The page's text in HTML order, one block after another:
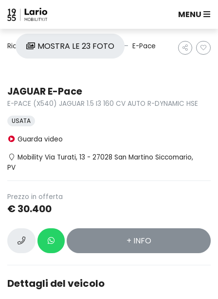
MENU
Ricerca auto Usate Jaguar E-Pace
MOSTRA LE 23 FOTO
JAGUAR E-Pace
E-PACE (X540) JAGUAR 1.5 I3 160 CV AUTO R-DYNAMIC HSE
USATA
Guarda video
Mobility Via Turati, 13 - 27028 San Martino Siccomario,
PV
Prezzo in offerta
€ 30.400
+ INFO
Dettagli del veicolo